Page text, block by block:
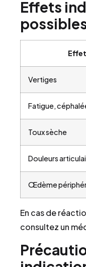
Effets
Effet
Vertiges
Fatigue,
Toux sèche
Douleurs
Œdème
En cas de
consultez un